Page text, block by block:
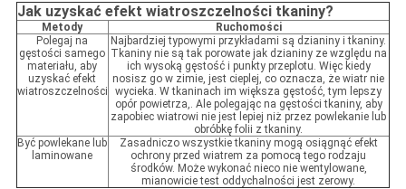
Jak uzyskać efekt wiatroszczelności tkaniny?
Metody
Ruchomości
Polegaj na
gęstości samego
materiału, aby
uzyskać efekt
wiatroszczelności
Najbardziej typowymi przykładami są dzianiny i tkaniny.
Tkaniny nie są tak porowate jak dzianiny ze względu na
ich wysoką gęstość i punkty przeplotu. Więc kiedy
nosisz go w zimie, jest cieplej, co oznacza, że ​​wiatr nie
wycieka. W tkaninach im większa gęstość, tym lepszy
opór powietrza,. Ale polegając na gęstości tkaniny, aby
zapobiec wiatrowi nie jest lepiej niż przez powlekanie lub
obróbkę folii z tkaniny.
Być powlekane lub
laminowane
Zasadniczo wszystkie tkaniny mogą osiągnąć efekt
ochrony przed wiatrem za pomocą tego rodzaju
środków. Może wykonać nieco nie wentylowane,
mianowicie test oddychalności jest zerowy.